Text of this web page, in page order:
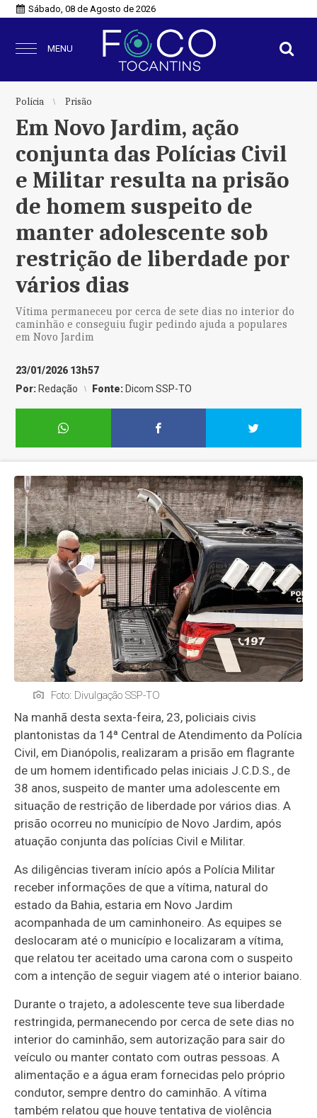
Sábado, 08 de Agosto de 2026
MENU
Polícia Prisão
Em Novo Jardim, ação
conjunta das Polícias Civil
e Militar resulta na prisão
de homem suspeito de
manter adolescente sob
restrição de liberdade por
vários dias
Vítima permaneceu por cerca de sete dias no interior do
caminhão e conseguiu fugir pedindo ajuda a populares
em Novo Jardim
23/01/2026 13h57
Por: Redação Fonte: Dicom SSP-TO
Foto: Divulgação SSP-TO
Na manhã desta sexta-feira, 23, policiais civis
plantonistas da 14ª Central de Atendimento da Polícia
Civil, em Dianópolis, realizaram a prisão em flagrante
de um homem identificado pelas iniciais J.C.D.S., de
38 anos, suspeito de manter uma adolescente em
situação de restrição de liberdade por vários dias. A
prisão ocorreu no município de Novo Jardim, após
atuação conjunta das polícias Civil e Militar.
As diligências tiveram início após a Polícia Militar
receber informações de que a vítima, natural do
estado da Bahia, estaria em Novo Jardim
acompanhada de um caminhoneiro. As equipes se
deslocaram até o município e localizaram a vítima,
que relatou ter aceitado uma carona com o suspeito
com a intenção de seguir viagem até o interior baiano.
Durante o trajeto, a adolescente teve sua liberdade
restringida, permanecendo por cerca de sete dias no
interior do caminhão, sem autorização para sair do
veículo ou manter contato com outras pessoas. A
alimentação e a água eram fornecidas pelo próprio
condutor, sempre dentro do caminhão. A vítima
também relatou que houve tentativa de violência